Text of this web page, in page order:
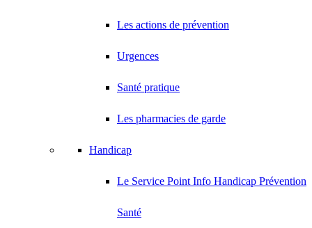
Les actions de prévention
Urgences
Santé pratique
Les pharmacies de garde
Handicap
Le Service Point Info Handicap Prévention
Santé